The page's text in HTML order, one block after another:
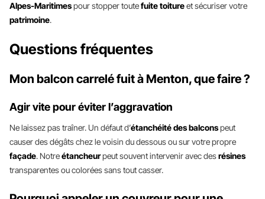
Alpes-Maritimespour stopper toutefuite toitureet sécuriser votre
patrimoine.
Questions fréquentes
Mon balcon carrelé fuit à Menton, que faire ?
Agir vite pour éviter l’aggravation
Ne laissez pas traîner. Un défaut d’étanchéité des balconspeut
causer des dégâts chez le voisin du dessous ou sur votre propre
façade. Notreétancheurpeut souvent intervenir avec desrésines
transparentes ou colorées sans tout casser.